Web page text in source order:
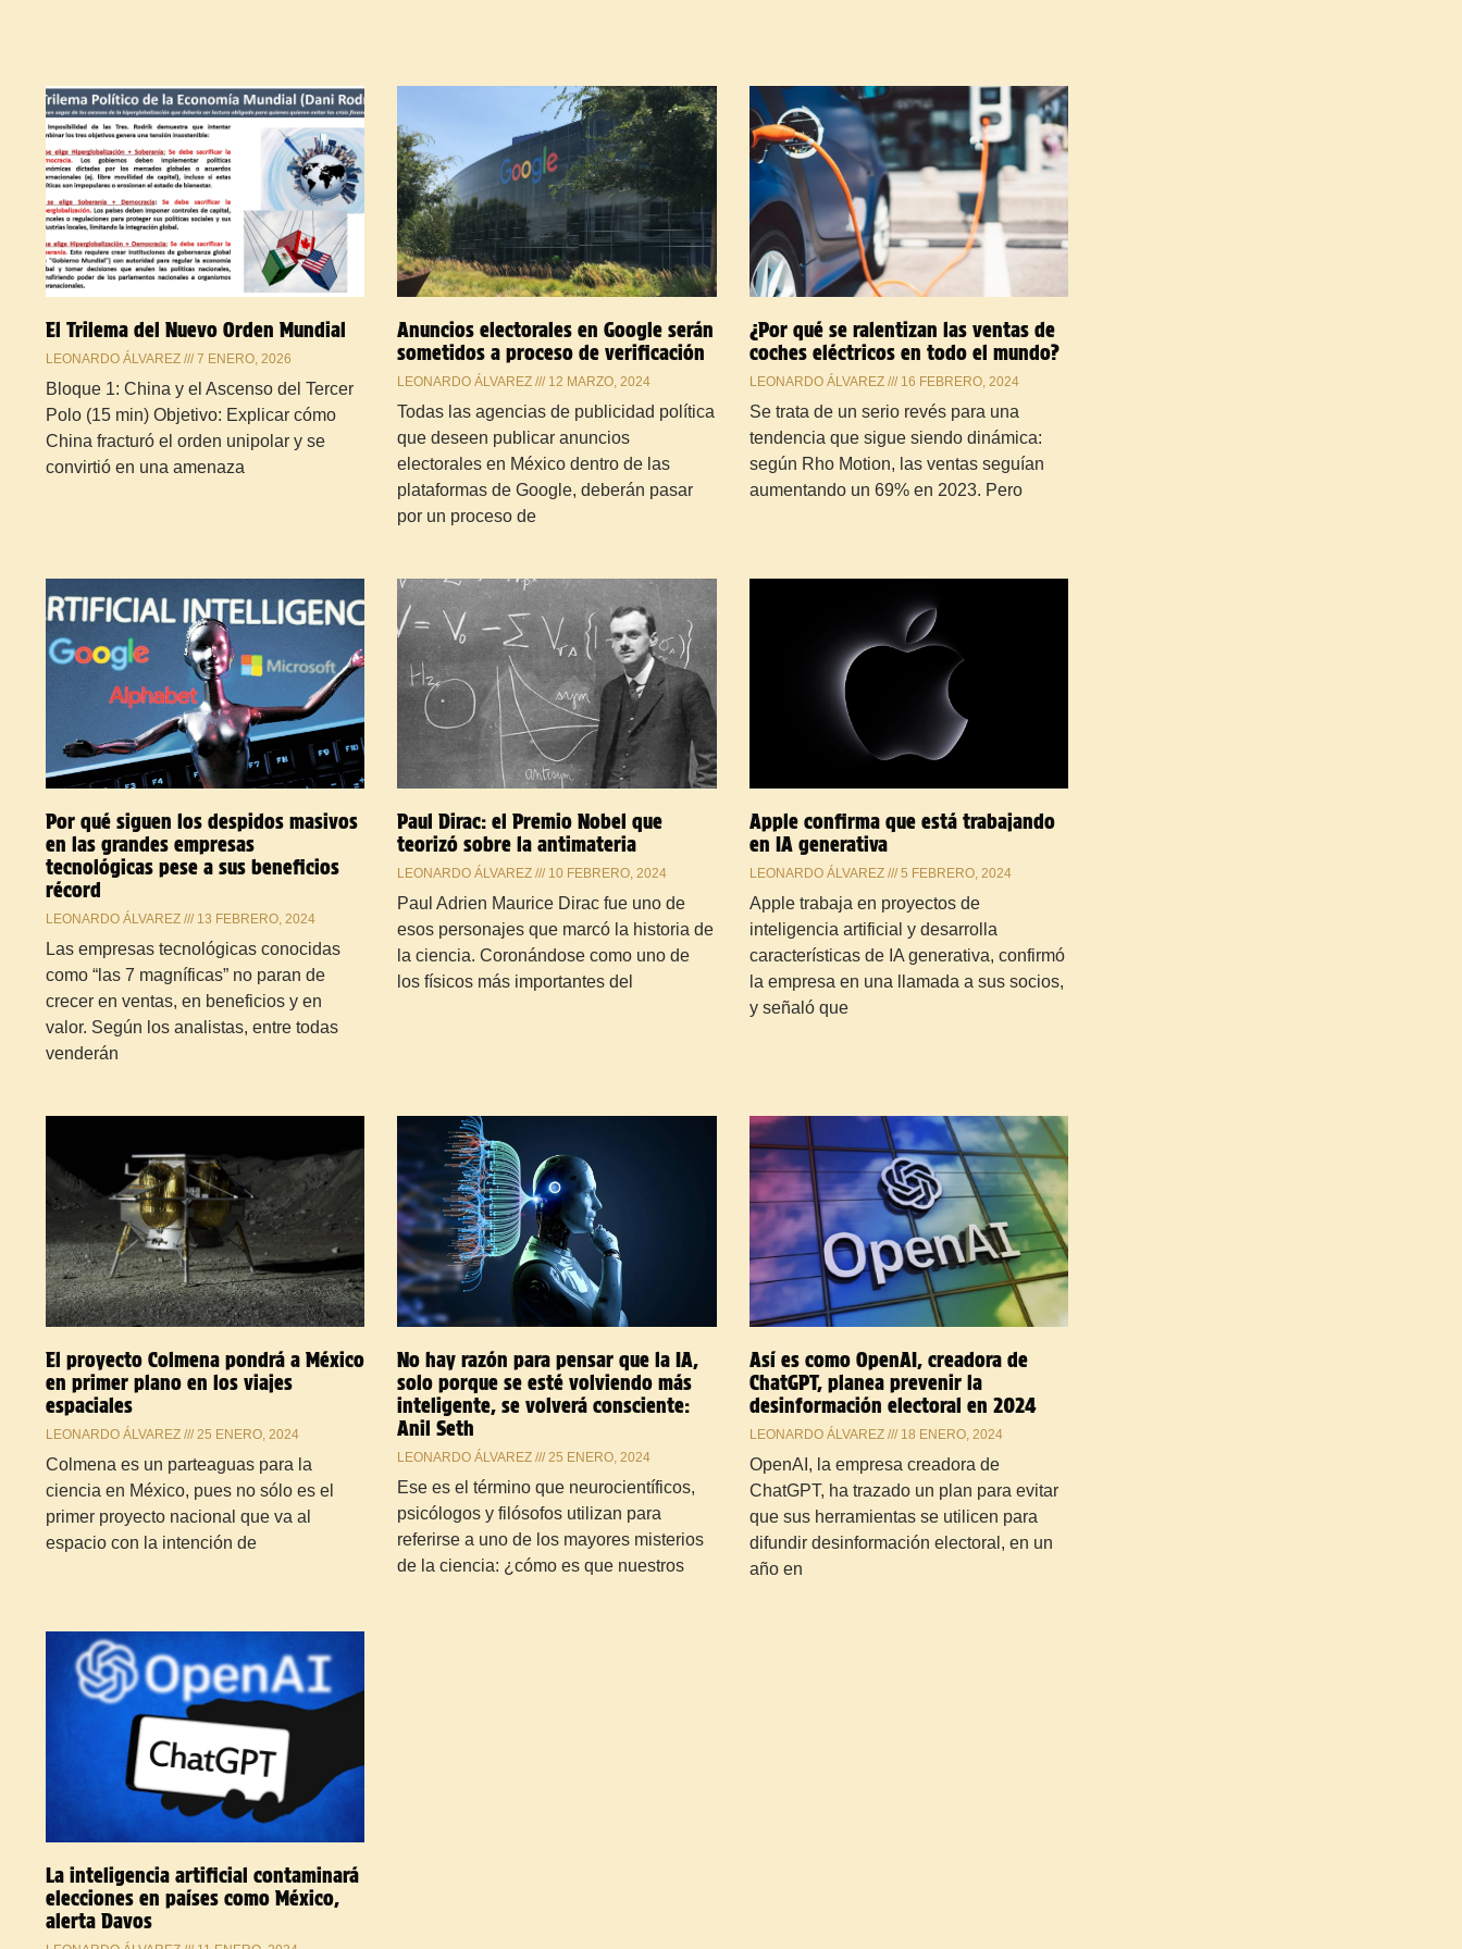
El Trilema del Nuevo Orden Mundial
LEONARDO ÁLVAREZ 7 ENERO, 2026
Bloque 1: China y el Ascenso del Tercer
Polo (15 min) Objetivo: Explicar cómo
China fracturó el orden unipolar y se
convirtió en una amenaza
Anuncios electorales en Google serán
sometidos a proceso de verificación
LEONARDO ÁLVAREZ 12 MARZO, 2024
Todas las agencias de publicidad política
que deseen publicar anuncios
electorales en México dentro de las
plataformas de Google, deberán pasar
por un proceso de
¿Por qué se ralentizan las ventas de
coches eléctricos en todo el mundo?
LEONARDO ÁLVAREZ 16 FEBRERO, 2024
Se trata de un serio revés para una
tendencia que sigue siendo dinámica:
según Rho Motion, las ventas seguían
aumentando un 69% en 2023. Pero
Por qué siguen los despidos masivos
en las grandes empresas
tecnológicas pese a sus beneficios
récord
LEONARDO ÁLVAREZ 13 FEBRERO, 2024
Las empresas tecnológicas conocidas
como “las 7 magníficas” no paran de
crecer en ventas, en beneficios y en
valor. Según los analistas, entre todas
venderán
Paul Dirac: el Premio Nobel que
teorizó sobre la antimateria
LEONARDO ÁLVAREZ 10 FEBRERO, 2024
Paul Adrien Maurice Dirac fue uno de
esos personajes que marcó la historia de
la ciencia. Coronándose como uno de
los físicos más importantes del
Apple confirma que está trabajando
en IA generativa
LEONARDO ÁLVAREZ 5 FEBRERO, 2024
Apple trabaja en proyectos de
inteligencia artificial y desarrolla
características de IA generativa, confirmó
la empresa en una llamada a sus socios,
y señaló que
El proyecto Colmena pondrá a México
en primer plano en los viajes
espaciales
LEONARDO ÁLVAREZ 25 ENERO, 2024
Colmena es un parteaguas para la
ciencia en México, pues no sólo es el
primer proyecto nacional que va al
espacio con la intención de
No hay razón para pensar que la IA,
solo porque se esté volviendo más
inteligente, se volverá consciente:
Anil Seth
LEONARDO ÁLVAREZ 25 ENERO, 2024
Ese es el término que neurocientíficos,
psicólogos y filósofos utilizan para
referirse a uno de los mayores misterios
de la ciencia: ¿cómo es que nuestros
Así es como OpenAI, creadora de
ChatGPT, planea prevenir la
desinformación electoral en 2024
LEONARDO ÁLVAREZ 18 ENERO, 2024
OpenAI, la empresa creadora de
ChatGPT, ha trazado un plan para evitar
que sus herramientas se utilicen para
difundir desinformación electoral, en un
año en
La inteligencia artificial contaminará
elecciones en países como México,
alerta Davos